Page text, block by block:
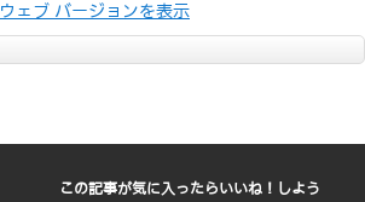
ウェブ バージョンを表示
この記事が気に入ったらいいね！しよう